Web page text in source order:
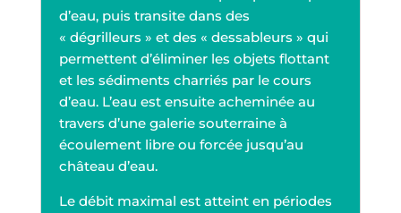
d’eau, puis transite dans des
« dégrilleurs » et des « dessableurs » qui
permettent d’éliminer les objets flottant
et les sédiments charriés par le cours
d’eau. L’eau est ensuite acheminée au
travers d’une galerie souterraine à
écoulement libre ou forcée jusqu’au
château d’eau.
Le débit maximal est atteint en périodes